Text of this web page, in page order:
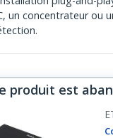
un concentrateur ou
produit est